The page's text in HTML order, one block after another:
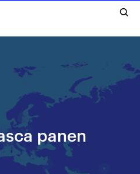
panen